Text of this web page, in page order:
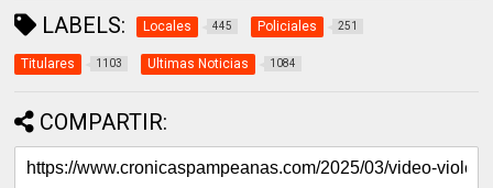
LABELS: Locales 445 Policiales 251
Titulares 1103 Ultimas Noticias 1084
COMPARTIR: